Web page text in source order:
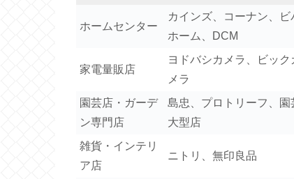
ホームセンター
カインズ、コーナン、ビ
ホーム、DCM
家電量販店
ヨドバシカメラ、ビック
メラ
園芸店・ガーデ
ン専門店
島忠、プロトリーフ、園
大型店
雑貨・インテリ
ア店
ニトリ、無印良品